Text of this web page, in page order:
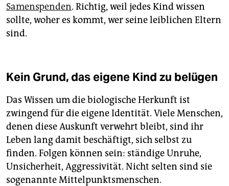
Samenspenden. Richtig, weil jedes Kind wissen
sollte, woher es kommt, wer seine leiblichen Eltern
sind.
Kein Grund, das eigene Kind zu belügen
Das Wissen um die biologische Herkunft ist
zwingend für die eigene Identität. Viele Menschen,
denen diese Auskunft verwehrt bleibt, sind ihr
Leben lang damit beschäftigt, sich selbst zu
finden. Folgen können sein: ständige Unruhe,
Unsicherheit, Aggressivität. Nicht selten sind sie
sogenannte Mittelpunktsmenschen.